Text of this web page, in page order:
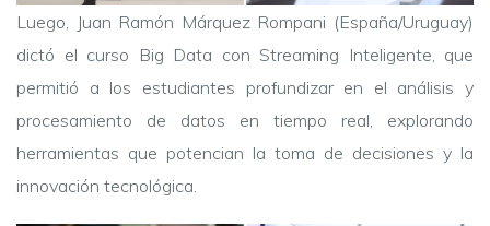
Luego, Juan Ramón Márquez Rompani (España/Uruguay)
dictó el curso Big Data con Streaming Inteligente, que
permitió a los estudiantes profundizar en el análisis y
procesamiento de datos en tiempo real, explorando
herramientas que potencian la toma de decisiones y la
innovación tecnológica.